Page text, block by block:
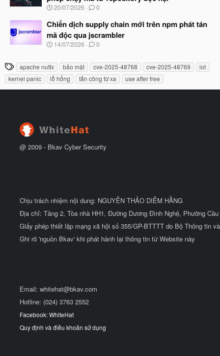
u
ắ
đ
ầ
u
N
à
b
ắ
đ
ầ
u
20/07/2026 0
Chiến dịch supply chain mới trên npm phát tán
mã độc qua jscrambler
N
y
b
ắ
t
14/07/2026 0
T
h
ẻ
apache nuttx bảo mật cve-2025-48768 cve-2025-48769
iot
kernel panic
lỗ hổng tấn công từ xa use after free
@ 2009 - Bkav Cyber Security
Chịu trách nhiệm nội dung: NGUYỄN THẢO DIỄM HẰNG
Địa chỉ: Tầng 2, Tòa nhà HH1, Đường Dương Đình Nghệ, Phường
Giấy phép thiết lập mạng xã hội số 355/GP-BTTTT do Bộ Thông tin
Ghi rõ 'nguồn Bkav' khi phát hành lại thông tin từ Website này
Email: whitehat@bkav.com
Hotline: (024) 3763 2552
Facebook: WhiteHat
Quy định và điều khoản sử dụng